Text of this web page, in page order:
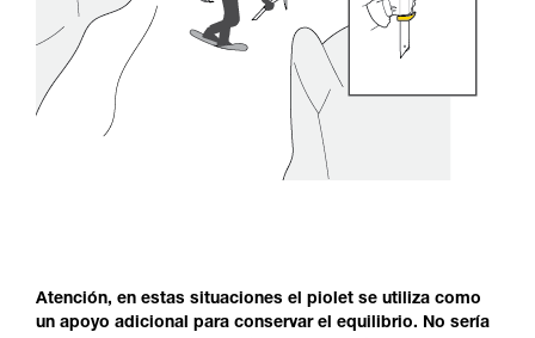
Atención, en estas situaciones el piolet se utiliza como
un apoyo adicional para conservar el equilibrio. No sería